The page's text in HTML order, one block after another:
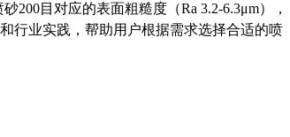
200目对应的表面粗糙度（Ra 3.2-6.3μm），
行业实践，帮助用户根据需求选择合适的喷